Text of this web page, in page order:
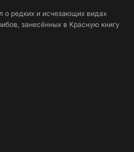
о редких и исчезающих видах
занесённых в Красную книгу